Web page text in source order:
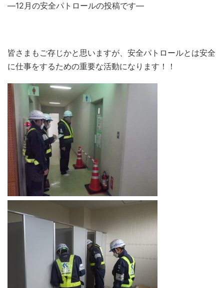
―12月の安全パトロールの投稿です―
皆さまもご存じかと思いますが、安全パトロールとは安全
に仕事をするための重要な活動になります！！